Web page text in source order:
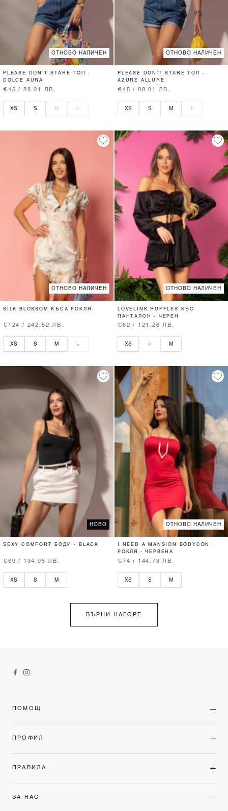
ОТНОВО НАЛИЧЕН
PLEASE DON’T STARE ТОП -
DOLCE AURA
€45 / 88.01 ЛВ.
XS S M L
ОТНОВО НАЛИЧЕН
PLEASE DON’T STARE ТОП -
AZURE ALLURE
€45 / 88.01 ЛВ.
XS S M L
ОТНОВО НАЛИЧЕН
SILK BLOSSOM КЪСА РОКЛЯ
€124 / 242.52 ЛВ.
XS S M L
ОТНОВО НАЛИЧЕН
LOVELINK RUFFLES КЪС
ПАНТАЛОН - ЧЕРЕН
€62 / 121.26 ЛВ.
XS S M
НОВО
SEXY COMFORT БОДИ - BLACK
€69 / 134.95 ЛВ.
XS S M
ОТНОВО НАЛИЧЕН
I NEED A MANSION BODYCON
РОКЛЯ - ЧЕРВЕНА
€74 / 144.73 ЛВ.
XS S M
ВЪРНИ НАГОРЕ
ПОМОЩ
ПРОФИЛ
ПРАВИЛА
ЗА НАС